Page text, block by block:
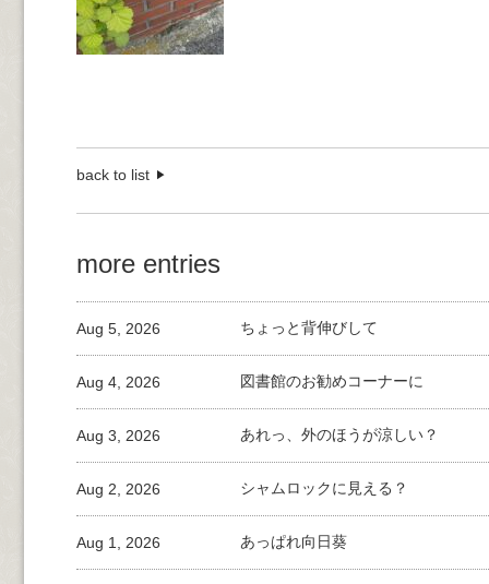
back to list
more entries
ちょっと背伸びして
Aug 5, 2026
図書館のお勧めコーナーに
Aug 4, 2026
あれっ、外のほうが涼しい？
Aug 3, 2026
シャムロックに見える？
Aug 2, 2026
あっぱれ向日葵
Aug 1, 2026